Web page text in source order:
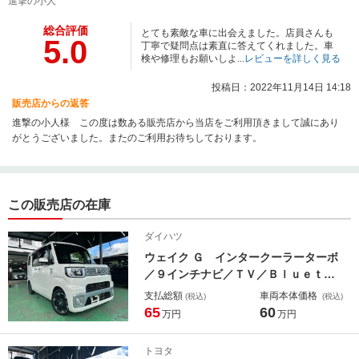
総合評価
5.0
とても素敵な車に出会えました。店員さんも
丁寧で疑問点は素直に答えてくれました。車
検や修理もお願いしよ...レビューを詳しく見る
投稿日：2022年11月14日 14:18
販売店からの返答
進撃の小人様 この度は数ある販売店から当店をご利用頂きまして誠にあり
がとうございました。またのご利用お待ちしております。
この販売店の在庫
ダイハツ
ウェイク Ｇ インタークーラーターボ
／９インチナビ／ＴＶ／Ｂｌｕｅｔｏ
ｏｔｈ／バックカメラ／ＥＴＣ／両側
パワースライドドア／プッシュスター
支払総額 (税込)
65万円
車両本体価格 (税込)
60万円
トヨタ